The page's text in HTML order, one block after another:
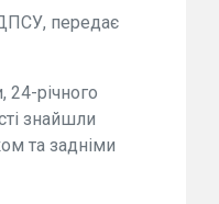
передає
24-річного
знайшли
та задніми